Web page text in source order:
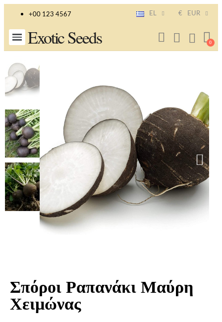
+00 123 4567 EL € EUR
Exotic Seeds
Σπόροι Ραπανάκι Μαύρη
Χειμώνας